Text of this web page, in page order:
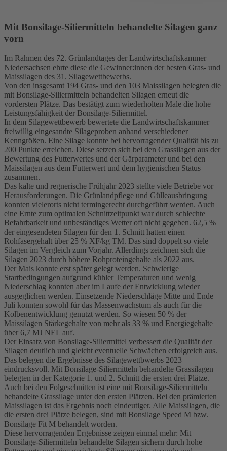
Mit Bonsilage-Siliermitteln behandelte Silagen ganz
vorn
Im Rahmen des 72. Grünlandtages der Landwirtschaftskammer
Niedersachsen ehrte diese die Gewinner:innen der besten Gras- und
Maissilagen des 31. Silagewettbewerbs.
Von den insgesamt 194 Gras- und den 103 Maissilagen belegten die
mit Bonsilage-Siliermitteln behandelten Silagen erneut die
vordersten Plätze. Das bestätigt zum wiederholten Male die hohe
Leistungsfähigkeit der Bonsilage-Siliermittel.
In dem Silagewettbewerb bewertete die Landwirtschaftskammer
freiwillig eingesandte Silageproben anhand verschiedener
Kenngrößen. Eine Silage konnte bei hervorragender Qualität bis zu
200 Punkte erreichen. Diese setzen sich bei den Grassilagen aus der
Bewertung des Futterwertes und der Gärparameter und bei den
Maissilagen aus dem Futterwert und dem hygienischen Status
zusammen.
Das kalte und regnerische Frühjahr 2023 stellte viele Betriebe vor
Herausforderungen. Die Grünlandpflege und Gülleausbringung
konnten vielerorts nicht termingerecht durchgeführt werden. Auch
eine Ernte zum optimalen Schnittzeitpunkt war durch schlechte
Befahrbarkeit und unbeständiges Wetter oft nicht gegeben. 62,5 %
der eingesendeten Silagen für den 1. Schnitt hatten einen
Rohfasergehalt über 25 % XF/kg TM. Das sind doppelt so viele
Silagen im Vergleich zum Vorjahr. Allerdings zeichnen sich die
Silagen 2023 durch höhere Rohproteingehalte als 2022 aus.
Der Mais konnte erst später gelegt werden. Schwierige
Startbedingungen aufgrund kühler Temperaturen und wenig
Niederschlag konnten aber im Laufe der Entwicklung wieder
ausgeglichen werden. Einsetzende Niederschläge Mitte und Ende
Juli konnten sowohl für das Massenwachstum als auch für die
Kolbenentwicklung genutzt werden. So wiesen 50 % der
Maissilagen Stärkegehalte von mehr als 33 % und Energiegehalte
über 6,7 MJ NEL auf.
Der Einsatz von Bonsilage-Siliermittel verbessert die Qualität der
Silagen deutlich und gleicht eventuelle Schwächen erfolgreich aus.
Das belegen die Ergebnisse des Silagewettbwerbs 2023
eindrucksvoll. Mit Bonsilage-Siliermitteln behandelte Grassilagen
belegten in der Kategorie 1. und 2. Schnitt die ersten drei Plätze.
Auch bei den Folgeschnitten ist eine mit Bonsilage-Siliermitteln
behandelte Grassilage unter den ersten Plätzen. Bei den prämierten
Maissilagen ist das Ergebnis noch eindeutiger. Alle Maissilagen, die
die ersten drei Plätze belegen, sind mit Bonsilage Speed M bzw.
Bonsilage Fit M behandelt worden.
Diese hervorragenden Ergebnisse zeigen einmal mehr: Mit
Bonsilage-Siliermitteln behandelte Silagen sichern durch hohe